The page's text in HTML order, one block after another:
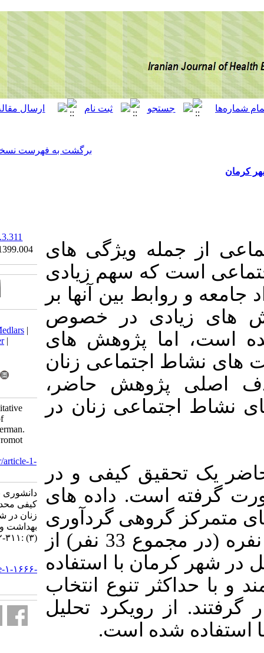
ویژگی های
سهم زیادی
بین آنها بر
در خصوص
پژوهش های
زنان
حاضر،
زنان در
کیفی و در
داده های
گردآوری
شده اند. سه گروه 12-10 نفره (در مجموع 33 نفر) از
با استفاده
تنوع انتخاب
تحلیل
است.
‎ 10.52547/ijhehp.9.3.311
Ethics code: IR.UK.REC.1399.004
Download citation:
BibTeX
RIS| EndNote Medlars
ProCite
Reference Manager |
Send citation to:
Mendeley
Zotero
Daneshvarinasab A. A Qualitative
analysis of the Constraints of
women's social vitality in Kerman.
Iran J Health Educ Health Promot
URL:http://journal.ihepsa.ir/article-1-
دانشوری نسب عبدالحسین. واکاوی
کیفی محدودیت های نشاط اجتماعی
زنان در شهر کرمان. آموزش
بهداشت و ارتقای سلامت. ۱۴۰۰; ۹
http://journal.ihepsa.ir/article-۱-۱۶۶۶-